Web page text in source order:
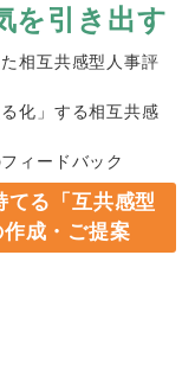
を引き出す
相互共感型人事評
化」する相互共感
ィードバック
る「互共感型
成・ご提案